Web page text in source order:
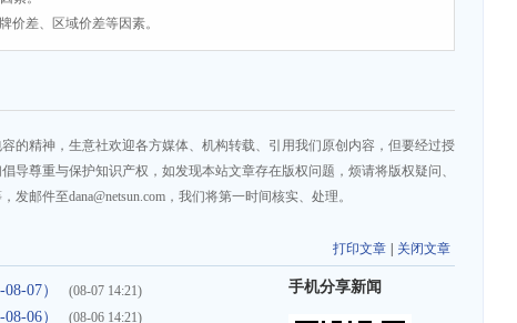
价差、区域价差等因素。
容的精神，生意社欢迎各方媒体、机构转载、引用我们原创内容，但要经过授
导尊重与保护知识产权，如发现本站文章存在版权问题，烦请将版权疑问、
邮件至dana@netsun.com，我们将第一时间核实、处理。
打印文章 关闭文章
07） (08-07 14:21)
06） (08-06 14:21)
手机分享新闻